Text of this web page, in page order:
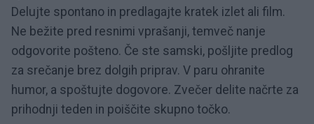
Delujte spontano in predlagajte kratek izlet ali film.
Ne bežite pred resnimi vprašanji, temveč nanje
odgovorite pošteno. Če ste samski, pošljite predlog
za srečanje brez dolgih priprav. V paru ohranite
humor, a spoštujte dogovore. Zvečer delite načrte za
prihodnji teden in poiščite skupno točko.